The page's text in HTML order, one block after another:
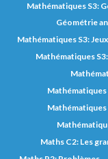
Mathématiques S3:
Géométrie
Mathématiques S3:
Mathématiques
Maths C2: Les